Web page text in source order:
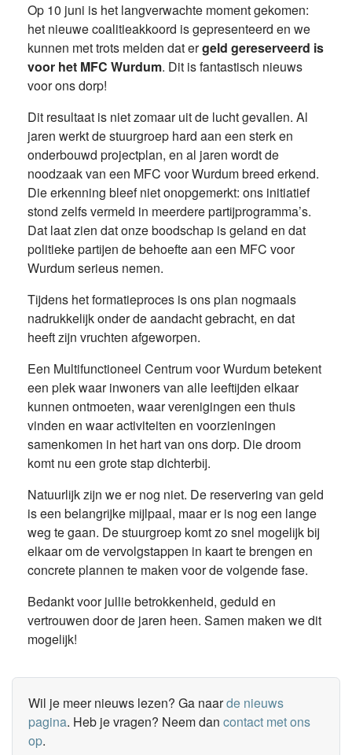
Op 10 juni is het langverwachte moment gekomen:
het nieuwe coalitieakkoord is gepresenteerd en we
kunnen met trots melden dat ergeld gereserveerd is
voor het MFC Wurdum. Dit is fantastisch nieuws
voor ons dorp!
Dit resultaat is niet zomaar uit de lucht gevallen. Al
jaren werkt de stuurgroep hard aan een sterk en
onderbouwd projectplan, en al jaren wordt de
noodzaak van een MFC voor Wurdum breed erkend.
Die erkenning bleef niet onopgemerkt: ons initiatief
stond zelfs vermeld in meerdere partijprogramma’s.
Dat laat zien dat onze boodschap is geland en dat
politieke partijen de behoefte aan een MFC voor
Wurdum serieus nemen.
Tijdens het formatieproces is ons plan nogmaals
nadrukkelijk onder de aandacht gebracht, en dat
heeft zijn vruchten afgeworpen.
Een Multifunctioneel Centrum voor Wurdum betekent
een plek waar inwoners van alle leeftijden elkaar
kunnen ontmoeten, waar verenigingen een thuis
vinden en waar activiteiten en voorzieningen
samenkomen in het hart van ons dorp. Die droom
komt nu een grote stap dichterbij.
Natuurlijk zijn we er nog niet. De reservering van geld
is een belangrijke mijlpaal, maar er is nog een lange
weg te gaan. De stuurgroep komt zo snel mogelijk bij
elkaar om de vervolgstappen in kaart te brengen en
concrete plannen te maken voor de volgende fase.
Bedankt voor jullie betrokkenheid, geduld en
vertrouwen door de jaren heen. Samen maken we dit
mogelijk!
Wil je meer nieuws lezen? Ga naarde nieuws
pagina. Heb je vragen? Neem dan contact met ons
op.